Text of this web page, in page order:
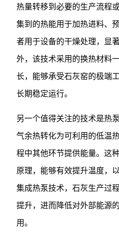
热量转移到必要的生产流程
集到的热能用于加热进料、
者用于设备的干燥处理，显
外，该技术采用的换热材料
长，能够承受石灰窑的极端
长期稳定运行。
另一个值得关注的技术是热
气余热转化为可利用的低温
程中其他环节提供能量。这
原理，能够有效提升温度，
集成热泵技术，石灰生产过
提升，进而降低对外部能源
用。